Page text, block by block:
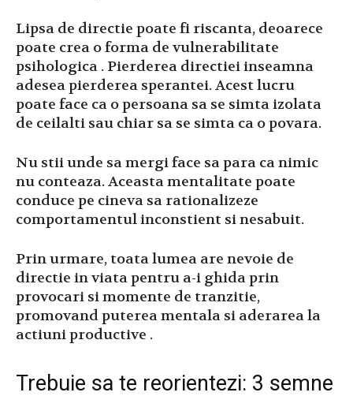
Lipsa de directie poate fi riscanta, deoarece
poate crea o forma de vulnerabilitate
psihologica . Pierderea directiei inseamna
adesea pierderea sperantei. Acest lucru
poate face ca o persoana sa se simta izolata
de ceilalti sau chiar sa se simta ca o povara.
Nu stii unde sa mergi face sa para ca nimic
nu conteaza. Aceasta mentalitate poate
conduce pe cineva sa rationalizeze
comportamentul inconstient si nesabuit.
Prin urmare, toata lumea are nevoie de
directie in viata pentru a-i ghida prin
provocari si momente de tranzitie,
promovand puterea mentala si aderarea la
actiuni productive .
Trebuie sa te reorientezi: 3 semne